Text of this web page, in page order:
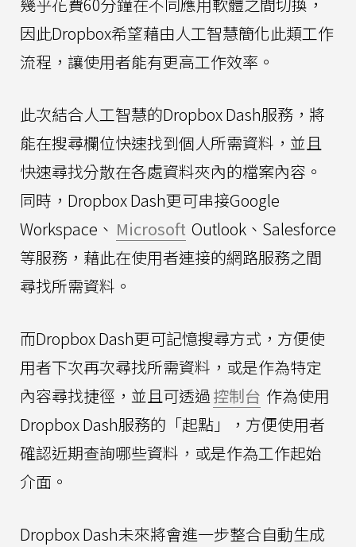
幾乎花費60分鐘在不同應用軟體之間切換，
因此Dropbox希望藉由人工智慧簡化此類工作
流程，讓使用者能有更高工作效率。
此次結合人工智慧的Dropbox Dash服務，將
能在搜尋欄位快速找到個人所需資料，並且
快速尋找分散在各處資料夾內的檔案內容。
同時，Dropbox Dash更可串接Google
Workspace、 Microsoft Outlook、Salesforce
等服務，藉此在使用者連接的網路服務之間
尋找所需資料。
而Dropbox Dash更可記憶搜尋方式，方便使
用者下次再次尋找所需資料，或是作為特定
內容尋找捷徑，並且可透過控制台 作為使用
Dropbox Dash服務的「起點」，方便使用者
確認近期查詢哪些資料，或是作為工作起始
介面。
Dropbox Dash未來將會進一步整合自動生成